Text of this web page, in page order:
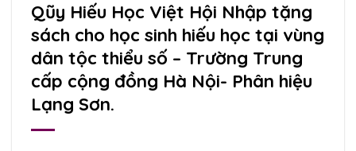
Qũy Hiếu Học Việt Hội Nhập tặng
sách cho học sinh hiếu học tại vùng
dân tộc thiểu số – Trường Trung
cấp cộng đồng Hà Nội- Phân hiệu
Lạng Sơn.